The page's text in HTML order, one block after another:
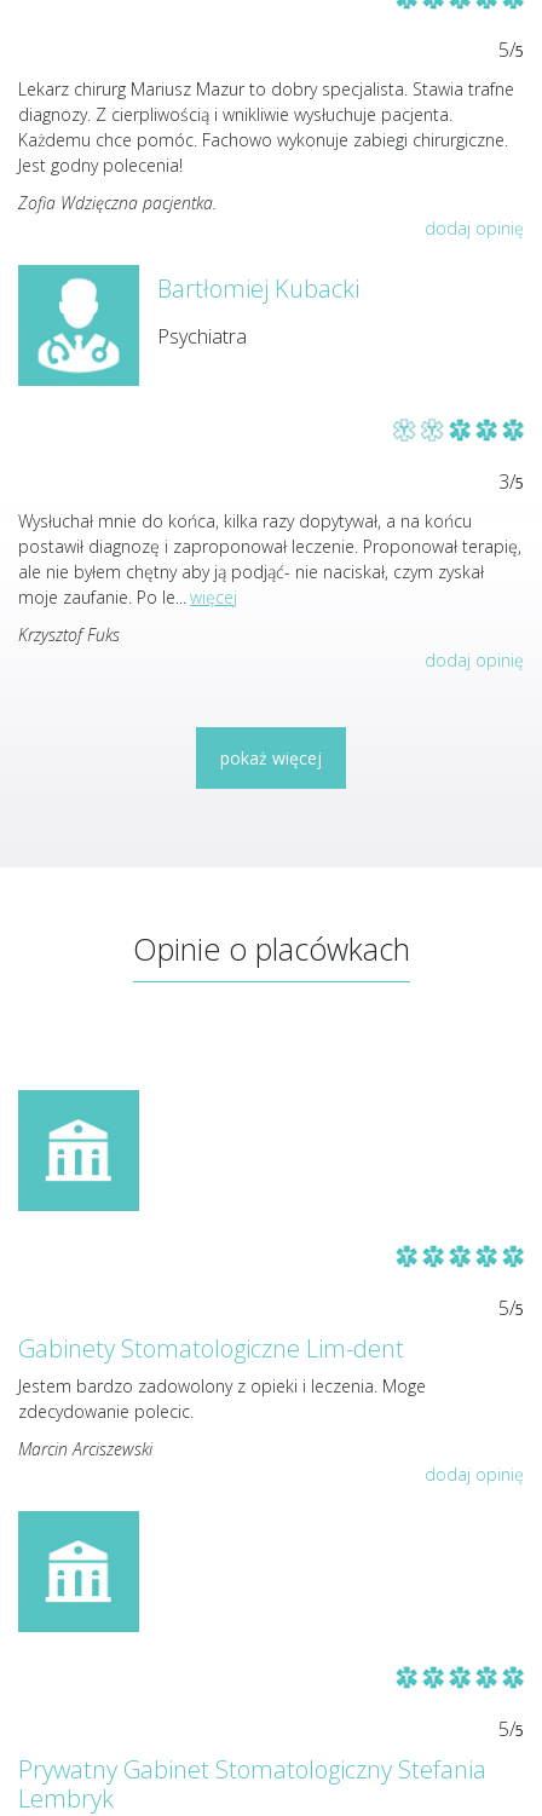
5/5
Lekarz chirurg Mariusz Mazur to dobry specjalista. Stawia trafne
diagnozy. Z cierpliwością i wnikliwie wysłuchuje pacjenta.
Każdemu chce pomóc. Fachowo wykonuje zabiegi chirurgiczne.
Jest godny polecenia!
Zofia Wdzięczna pacjentka.
dodaj opinię
Bartłomiej Kubacki
Psychiatra
3/5
Wysłuchał mnie do końca, kilka razy dopytywał, a na końcu
postawił diagnozę i zaproponował leczenie. Proponował terapię,
ale nie byłem chętny aby ją podjąć- nie naciskał, czym zyskał
moje zaufanie. Po le...więcej
Krzysztof Fuks
dodaj opinię
pokaż więcej
Opinie o placówkach
5/5
Gabinety Stomatologiczne Lim-dent
Jestem bardzo zadowolony z opieki i leczenia. Moge
zdecydowanie polecic.
Marcin Arciszewski
dodaj opinię
5/5
Prywatny Gabinet Stomatologiczny Stefania
Lembryk